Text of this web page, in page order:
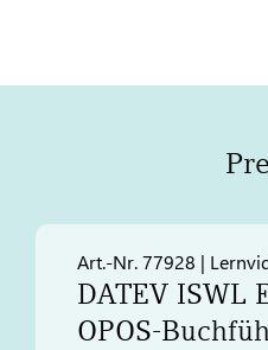
Art.-Nr. 77928 |
DATEV ISWL
OPOS-